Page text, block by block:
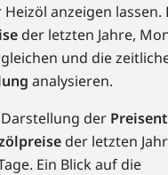
anzeigen
der letzten Jahre,
und die
analysieren.
der
der letzten
Ein Blick auf die